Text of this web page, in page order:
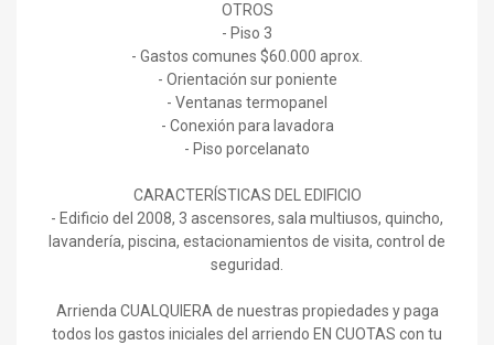
OTROS
- Piso 3
- Gastos comunes $60.000 aprox.
- Orientación sur poniente
- Ventanas termopanel
- Conexión para lavadora
- Piso porcelanato
CARACTERÍSTICAS DEL EDIFICIO
- Edificio del 2008, 3 ascensores, sala multiusos, quincho,
lavandería, piscina, estacionamientos de visita, control de
seguridad.
Arrienda CUALQUIERA de nuestras propiedades y paga
todos los gastos iniciales del arriendo EN CUOTAS con tu